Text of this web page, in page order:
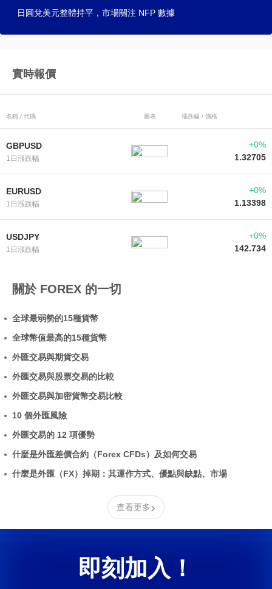
日圓兌美元整體持平，市場關注 NFP 數據
實時報價
名稱 / 代碼 圖表 漲跌幅 / 價格
GBPUSD
1日漲跌幅
+0%
1.32705
EURUSD
1日漲跌幅
+0%
1.13398
USDJPY
1日漲跌幅
+0%
142.734
關於 FOREX 的一切
全球最弱勢的15種貨幣
全球幣值最高的15種貨幣
外匯交易與期貨交易
外匯交易與股票交易的比較
外匯交易與加密貨幣交易比較
10 個外匯風險
外匯交易的 12 項優勢
什麼是外匯差價合約（Forex CFDs）及如何交易
什麼是外匯（FX）掉期：其運作方式、優點與缺點、市場
查看更多›
即刻加入！